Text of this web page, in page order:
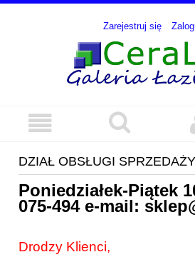
Zarejestruj się
DZIAŁ OBSŁUGI SPRZEDAŻY
Poniedziałek-Piątek
075-494e-mail:
Drodzy Klienci,